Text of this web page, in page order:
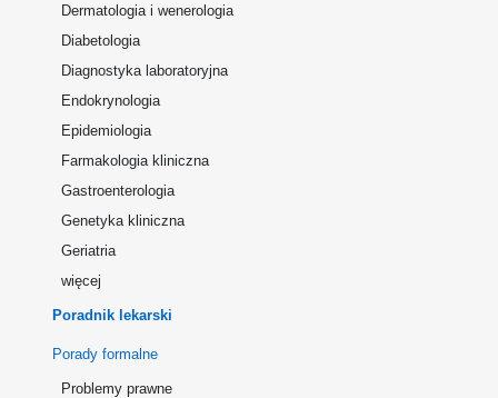
Dermatologia i wenerologia
Diabetologia
Diagnostyka laboratoryjna
Endokrynologia
Epidemiologia
Farmakologia kliniczna
Gastroenterologia
Genetyka kliniczna
Geriatria
więcej
Poradnik lekarski
Porady formalne
Problemy prawne